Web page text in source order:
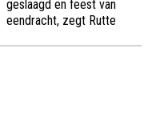
geslaagd en feest van
eendracht, zegt Rutte